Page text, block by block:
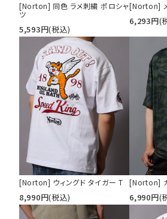
[Norton] 同色 ラメ刺繍 ポロシャ
ツ
5,593円(税込)
[Norton]
6,293円(
[Norton] ウィングド タイガー T
8,990円(税込)
[Norton]
6,990円(